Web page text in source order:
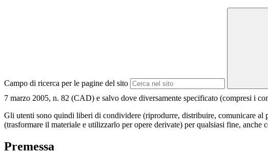
Campo di ricerca per le pagine del sito
7 marzo 2005, n. 82 (CAD) e salvo dove diversamente specificato (compresi i
Gli utenti sono quindi liberi di condividere (riprodurre, distribuire, comunicare al
(trasformare il materiale e utilizzarlo per opere derivate) per qualsiasi fine,
Premessa